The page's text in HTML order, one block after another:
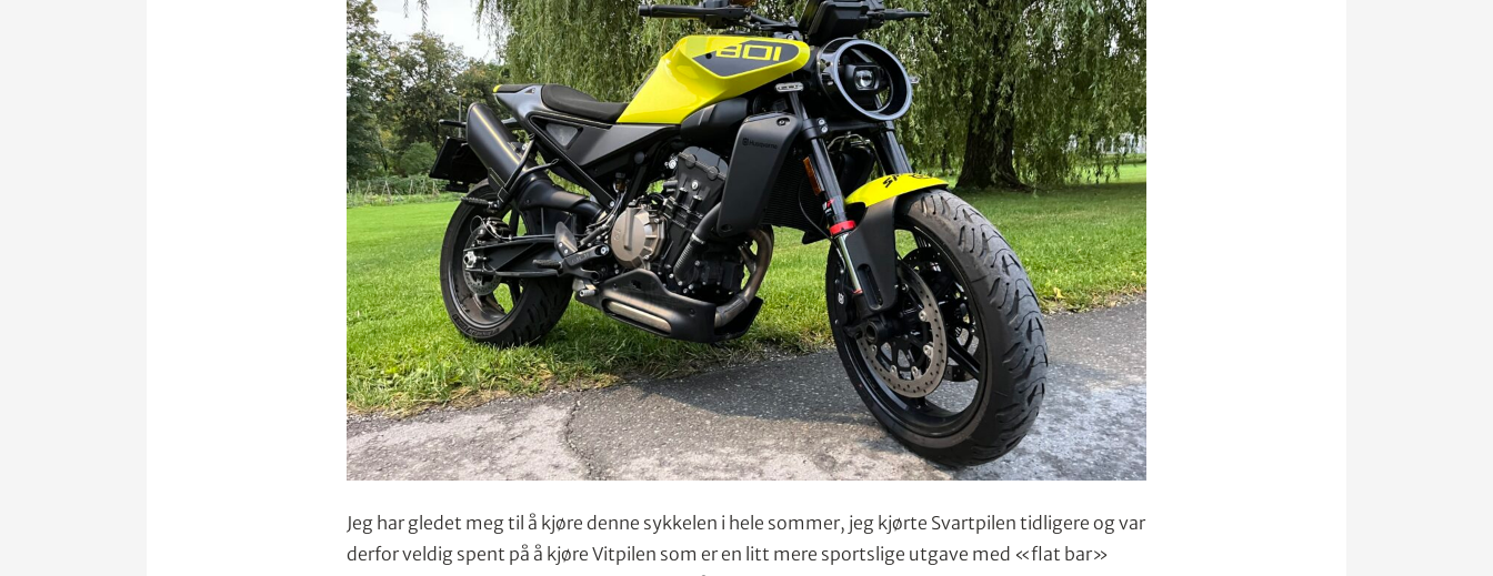
Jeg har gledet meg til å kjøre denne sykkelen i hele sommer, jeg kjørte Svartpilen tidligere og var
derfor veldig spent på å kjøre Vitpilen som er en litt mere sportslige utgave med «flat bar»